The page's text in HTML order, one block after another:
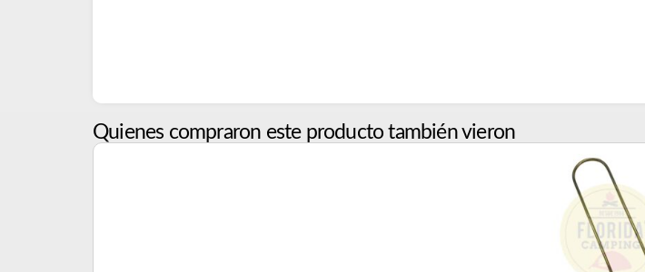
Quienes compraron este producto también vieron